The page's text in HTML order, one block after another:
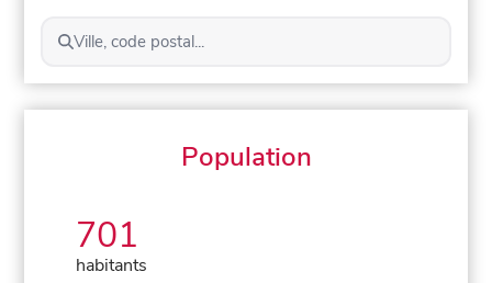
Ville, code postal...
Population
701
habitants